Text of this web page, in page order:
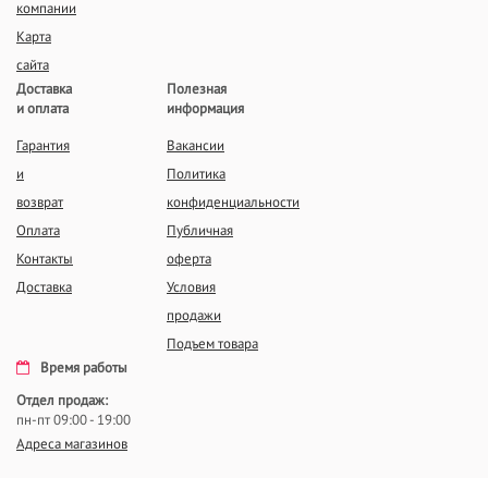
компании
Карта
сайта
Доставка
и оплата
Гарантия
и
возврат
Оплата
Контакты
Доставка
Полезная
информация
Вакансии
Политика
конфиденциальности
Публичная
оферта
Условия
продажи
Подъем товара
Время работы
Отдел продаж:
пн-пт 09:00 - 19:00
Адреса магазинов